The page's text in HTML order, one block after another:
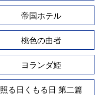
帝国ホテル
桃色の曲者
ヨランダ姫
照る日くもる日 第二篇